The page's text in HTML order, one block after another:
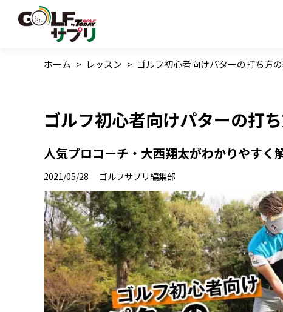
ホーム > レッスン > ゴルフ初心者向けパターの打ち方
ゴルフ初心者向けパターの打
人気プロコーチ・大西翔太がわかりやすく
2021/05/28 ゴルフサプリ編集部